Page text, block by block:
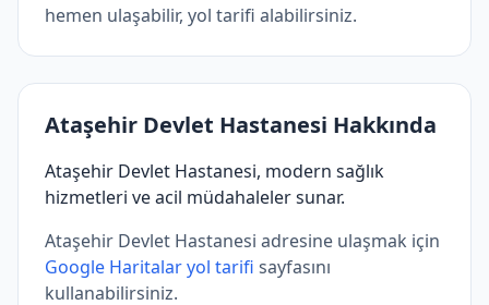
hemen ulaşabilir, yol tarifi alabilirsiniz.
Ataşehir Devlet Hastanesi Hakkında
Ataşehir Devlet Hastanesi, modern sağlık
hizmetleri ve acil müdahaleler sunar.
Ataşehir Devlet Hastanesi adresine ulaşmak için
Google Haritalar yol tarifi sayfasını
kullanabilirsiniz.